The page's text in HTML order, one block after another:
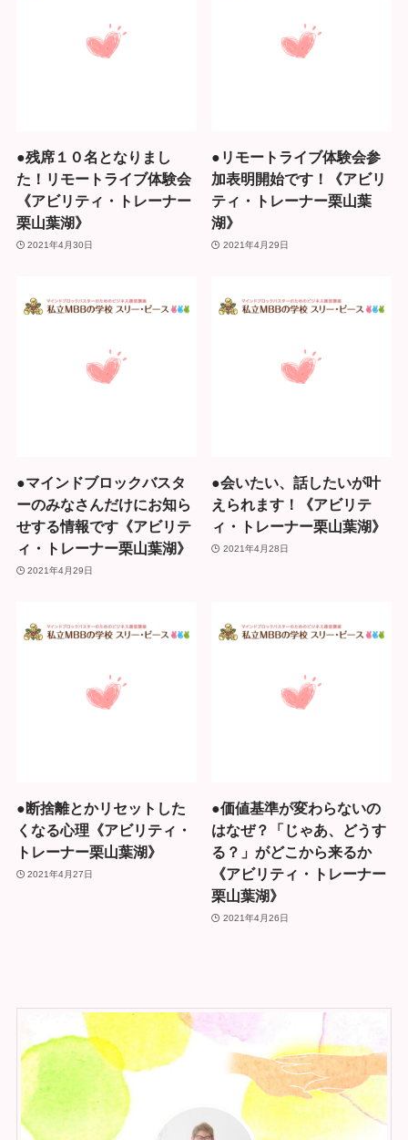
●残席１０名となりまし
た！リモートライブ体験会
《アビリティ・トレーナー
栗山葉湖》
2021年4月30日
●リモートライブ体験会参
加表明開始です！《アビリ
ティ・トレーナー栗山葉
湖》
2021年4月29日
●マインドブロックバスタ
ーのみなさんだけにお知ら
せする情報です《アビリテ
ィ・トレーナー栗山葉湖》
2021年4月29日
●会いたい、話したいが叶
えられます！《アビリテ
ィ・トレーナー栗山葉湖》
2021年4月28日
●断捨離とかリセットした
くなる心理《アビリティ・
トレーナー栗山葉湖》
2021年4月27日
●価値基準が変わらないの
はなぜ？「じゃあ、どうす
る？」がどこから来るか
《アビリティ・トレーナー
栗山葉湖》
2021年4月26日